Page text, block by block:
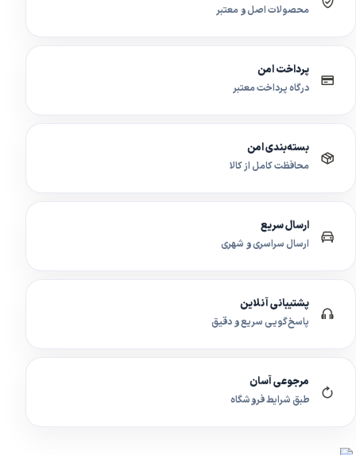
محصولات اصل و معتبر
پرداخت امن
درگاه پرداخت معتبر
بسته‌بندی امن
محافظت کامل از کالا
ارسال سریع
ارسال سراسری و شهری
پشتیبانی آنلاین
پاسخ‌گویی سریع و دقیق
مرجوعی آسان
طبق شرایط فروشگاه